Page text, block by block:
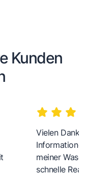
Kunden
Vielen Dank
meiner
schnelle